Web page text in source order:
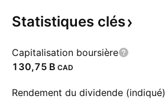
Statistiques clés
Capitalisation boursière
‪130,75 B‬ CAD
Rendement du dividende (indiqué)